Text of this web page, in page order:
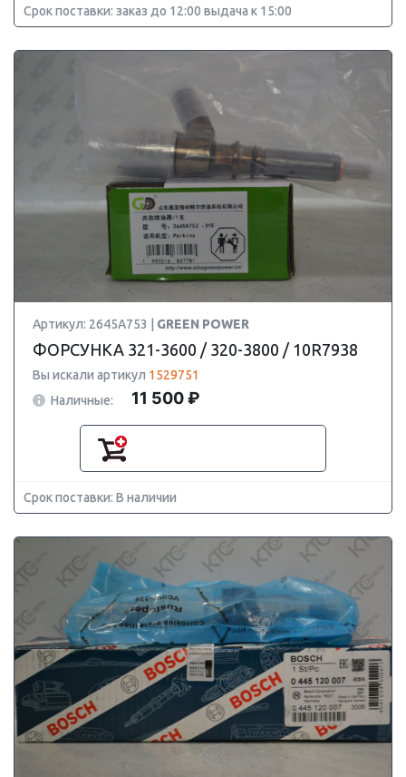
Срок поставки: заказ до 12:00 выдача к 15:00
Артикул: 2645A753 | GREEN POWER
ФОРСУНКА 321-3600 / 320-3800 / 10R7938
Вы искали артикул 1529751
Наличные:
11 500 ₽
Срок поставки: В наличии